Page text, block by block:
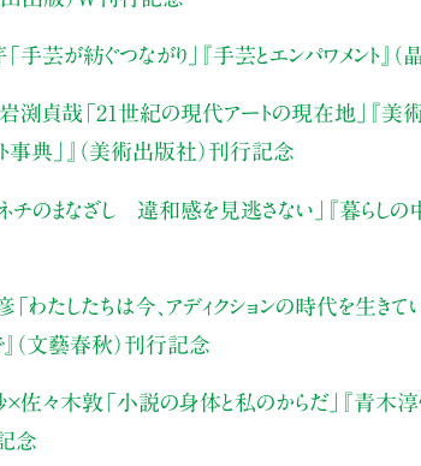
「手芸が紡ぐつながり」 『手芸とエンパワメント』
渕貞哉 「21世紀の現代アートの現在地」 『美
事典」』（美術出版社）刊行記念
チのまなざし 違和感を見逃さない」
『暮らし
「わたしたちは今、アディクションの時代を生きてい
（文藝春秋）刊行記念
佐々木敦 「小説の身体と私のからだ」
『青木淳
念